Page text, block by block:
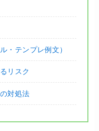
・テンプレ例文）
リスク
対処法